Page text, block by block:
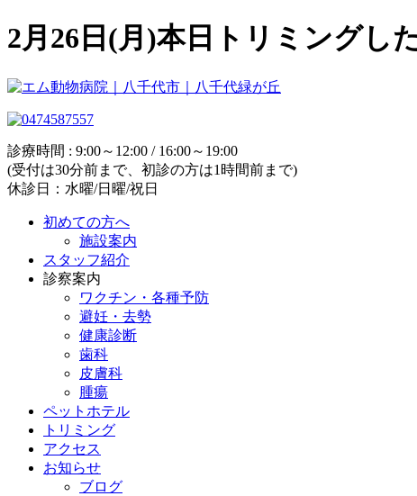
2月26日(月)本日トリミングし
診療時間 : 9:00～12:00 / 16:00～19:00
(受付は30分前まで、初診の方は1時間前まで)
休診日：水曜/日曜/祝日
初めての方へ
施設案内
スタッフ紹介
診察案内
ワクチン・各種予防
避妊・去勢
健康診断
歯科
皮膚科
腫瘍
ペットホテル
トリミング
アクセス
お知らせ
ブログ